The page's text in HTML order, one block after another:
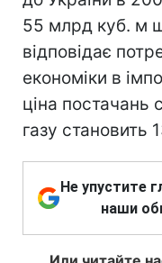
55 млрд куб. м
відповідає
економіки в
ціна постачань
газу становить
Не упустите
наши